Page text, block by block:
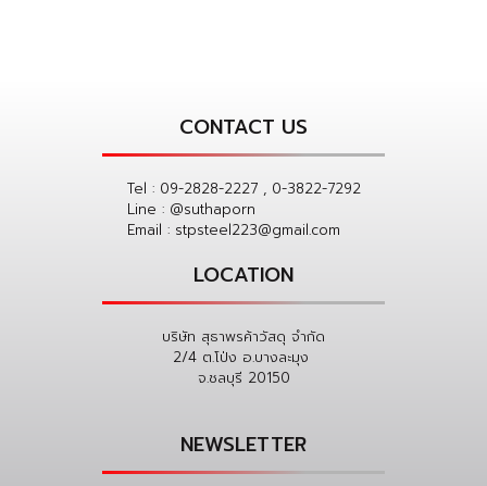
CONTACT US
Tel : 09-2828-2227 , 0-3822-7292
Line : @suthaporn
Email : stpsteel223@gmail.com
LOCATION
บริษัท สุธาพรค้าวัสดุ จำกัด
2/4 ต.โป่ง อ.บางละมุง
จ.ชลบุรี 20150
NEWSLETTER